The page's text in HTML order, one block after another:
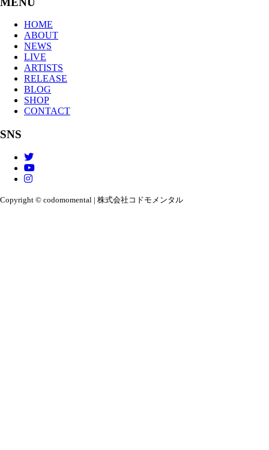
HOME
ABOUT
NEWS
LIVE
ARTISTS
RELEASE
BLOG
SHOP
CONTACT
SNS
Copyright © codomomental | 株式会社コドモメンタル